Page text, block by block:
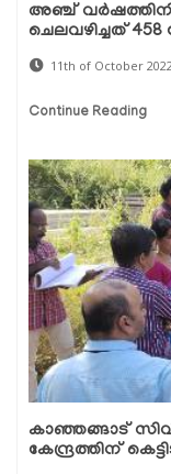
അഞ്ച്
ചെലവഴിച്ചത് 458
11th of October 2022
Continue Reading
കാഞ്ഞങ്ങാട്
കേന്ദ്രത്തിന്